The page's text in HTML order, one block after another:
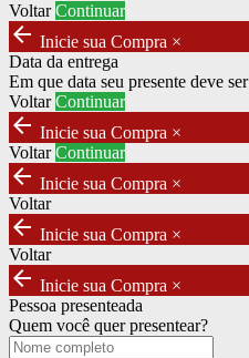
Voltar Continuar
arrow_back Inicie sua Compra ×
Data da entrega
Em que data seu presente deve
Voltar Continuar
arrow_back Inicie sua Compra ×
Voltar Continuar
arrow_back Inicie sua Compra ×
Voltar
arrow_back Inicie sua Compra ×
Voltar
arrow_back Inicie sua Compra ×
Pessoa presenteada
Quem você quer presentear?